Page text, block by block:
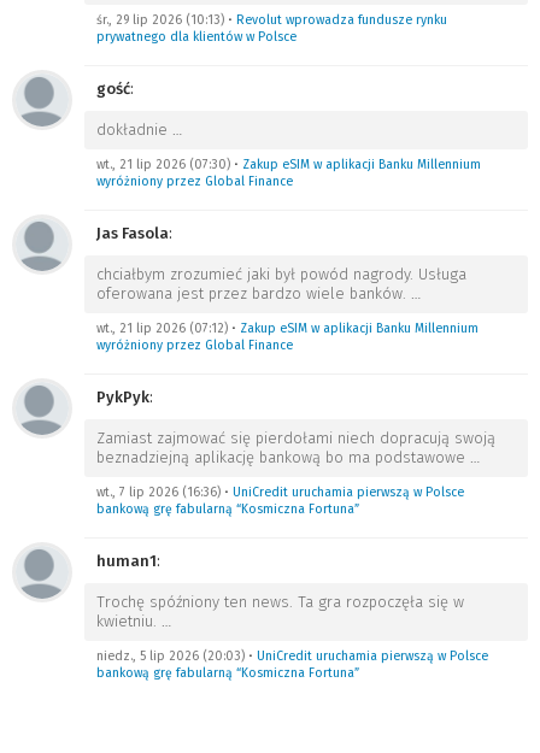
śr., 29 lip 2026 (10:13) • Revolut wprowadza fundusze rynku
prywatnego dla klientów w Polsce
gość:
dokładnie …
wt., 21 lip 2026 (07:30) • Zakup eSIM w aplikacji Banku Millennium
wyróżniony przez Global Finance
Jas Fasola:
chciałbym zrozumieć jaki był powód nagrody. Usługa
oferowana jest przez bardzo wiele banków. …
wt., 21 lip 2026 (07:12) • Zakup eSIM w aplikacji Banku Millennium
wyróżniony przez Global Finance
PykPyk:
Zamiast zajmować się pierdołami niech dopracują swoją
beznadziejną aplikację bankową bo ma podstawowe …
wt., 7 lip 2026 (16:36) • UniCredit uruchamia pierwszą w Polsce
bankową grę fabularną “Kosmiczna Fortuna”
human1:
Trochę spóźniony ten news. Ta gra rozpoczęła się w
kwietniu. …
niedz., 5 lip 2026 (20:03) • UniCredit uruchamia pierwszą w Polsce
bankową grę fabularną “Kosmiczna Fortuna”